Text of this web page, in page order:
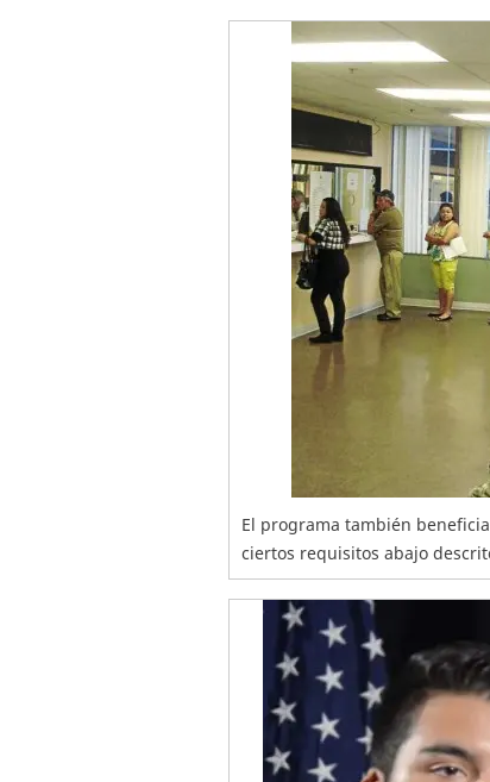
El programa también
ciertos requisitos abajo